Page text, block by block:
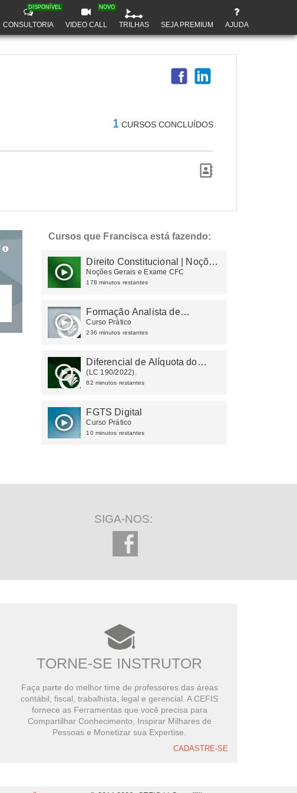
CONSULTORIA
DISPONÍVEL
VIDEO CALL
NOVO
TRILHAS SEJA PREMIUM AJUDA
1 CURSOS CONCLUÍDOS
Cursos que Francisca está fazendo:
Direito Constitucional | Noções
Gerais e Exame CFC
Noções Gerais e Exame CFC
178 minutos restantes
Formação Analista de
Departamento Pessoal
Curso Prático
236 minutos restantes
Diferencial de Alíquota do
ICMS - DIFAL
(LC 190/2022).
82 minutos restantes
FGTS Digital
Curso Prático
10 minutos restantes
SIGA-NOS:
TORNE-SE INSTRUTOR
Faça parte do melhor time de professores das áreas
contábil, fiscal, trabalhista, legal e gerencial. A CEFIS
fornece as Ferramentas que você precisa para
Compartilhar Conhecimento, Inspirar Milhares de
Pessoas e Monetizar sua Expertise.
CADASTRE-SE